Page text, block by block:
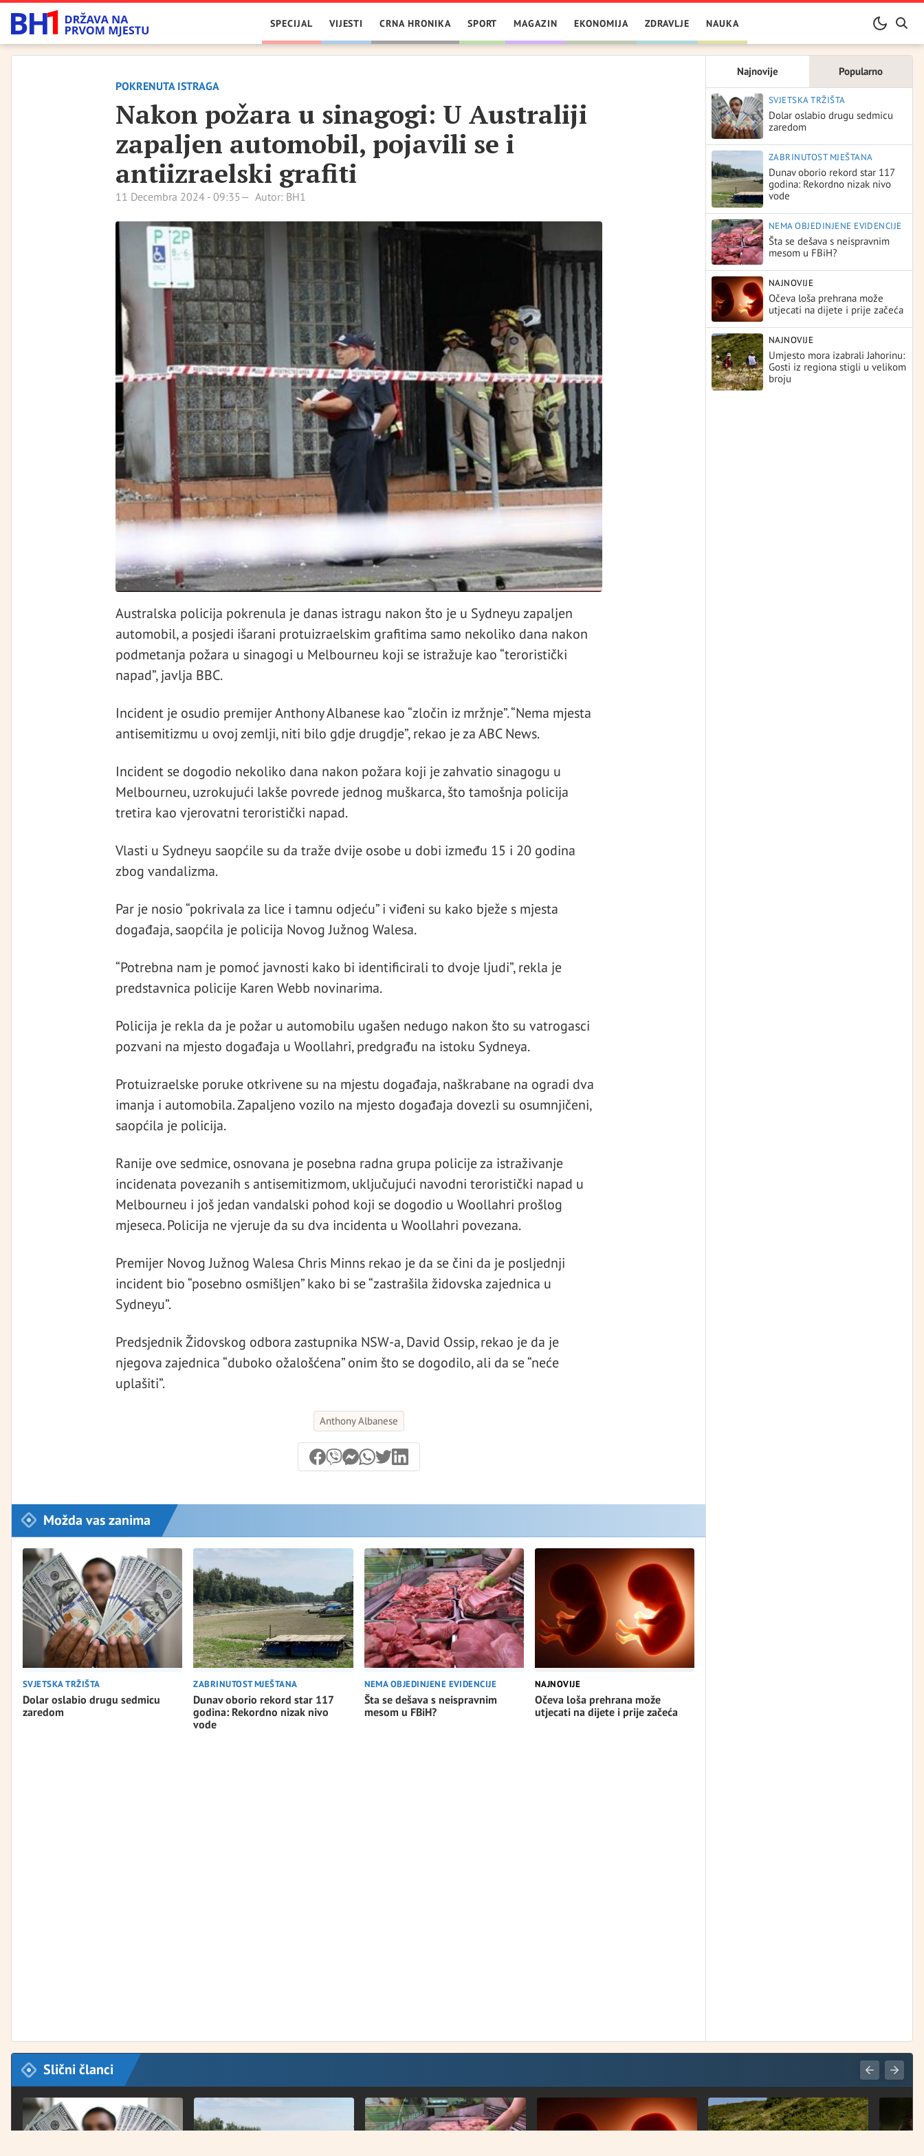
SPECIJAL VIJESTI CRNA HRONIKA SPORT MAGAZIN EKONOMIJA ZDRAVLJE NAUKA
POKRENUTA ISTRAGA
Nakon požara u sinagogi: U Australiji
zapaljen automobil, pojavili se i
antiizraelski grafiti
11 Decembra 2024 - 09:35 Autor: BH1
Australska policija pokrenula je danas istragu nakon što je u Sydneyu zapaljen
automobil, a posjedi išarani protuizraelskim grafitima samo nekoliko dana nakon
podmetanja požara u sinagogi u Melbourneu koji se istražuje kao “teroristički
napad”, javlja BBC.
Incident je osudio premijer Anthony Albanese kao “zločin iz mržnje”. “Nema mjesta
antisemitizmu u ovoj zemlji, niti bilo gdje drugdje”, rekao je za ABC News.
Incident se dogodio nekoliko dana nakon požara koji je zahvatio sinagogu u
Melbourneu, uzrokujući lakše povrede jednog muškarca, što tamošnja policija
tretira kao vjerovatni teroristički napad.
Vlasti u Sydneyu saopćile su da traže dvije osobe u dobi između 15 i 20 godina
zbog vandalizma.
Par je nosio “pokrivala za lice i tamnu odjeću” i viđeni su kako bježe s mjesta
događaja, saopćila je policija Novog Južnog Walesa.
“Potrebna nam je pomoć javnosti kako bi identificirali to dvoje ljudi”, rekla je
predstavnica policije Karen Webb novinarima.
Policija je rekla da je požar u automobilu ugašen nedugo nakon što su vatrogasci
pozvani na mjesto događaja u Woollahri, predgrađu na istoku Sydneya.
Protuizraelske poruke otkrivene su na mjestu događaja, naškrabane na ogradi dva
imanja i automobila. Zapaljeno vozilo na mjesto događaja dovezli su osumnjičeni,
saopćila je policija.
Ranije ove sedmice, osnovana je posebna radna grupa policije za istraživanje
incidenata povezanih s antisemitizmom, uključujući navodni teroristički napad u
Melbourneu i još jedan vandalski pohod koji se dogodio u Woollahri prošlog
mjeseca. Policija ne vjeruje da su dva incidenta u Woollahri povezana.
Premijer Novog Južnog Walesa Chris Minns rekao je da se čini da je posljednji
incident bio “posebno osmišljen” kako bi se “zastrašila židovska zajednica u
Sydneyu”.
Predsjednik Židovskog odbora zastupnika NSW-a, David Ossip, rekao je da je
njegova zajednica “duboko ožalošćena” onim što se dogodilo, ali da se “neće
uplašiti”.
Anthony Albanese
Možda vas zanima
SVJETSKA TRŽIŠTA
Dolar oslabio drugu sedmicu
zaredom
ZABRINUTOST MJEŠTANA
Dunav oborio rekord star 117
godina: Rekordno nizak nivo
vode
NEMA OBJEDINJENE EVIDENCIJE
Šta se dešava s neispravnim
mesom u FBiH?
NAJNOVIJE
Očeva loša prehrana može
utjecati na dijete i prije začeća
Najnovije Popularno
SVJETSKA TRŽIŠTA
Dolar oslabio drugu sedmicu
zaredom
ZABRINUTOST MJEŠTANA
Dunav oborio rekord star 117
godina: Rekordno nizak nivo
vode
NEMA OBJEDINJENE EVIDENCIJE
Šta se dešava s neispravnim
mesom u FBiH?
NAJNOVIJE
Očeva loša prehrana može
utjecati na dijete i prije začeća
NAJNOVIJE
Umjesto mora izabrali Jahorinu:
Gosti iz regiona stigli u velikom
broju
Slični članci